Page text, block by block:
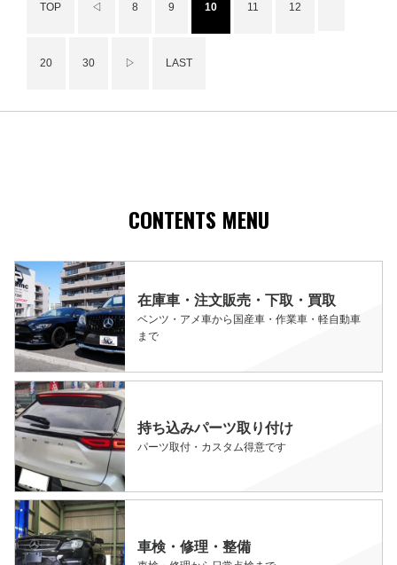
TOP ◁ 8 9 10 11 12
20 30 ▷ LAST
CONTENTS MENU
在庫車・注文販売・下取・買取
ベンツ・アメ車から国産車・作業車・軽自動車
まで
持ち込みパーツ取り付け
パーツ取付・カスタム得意です
車検・修理・整備